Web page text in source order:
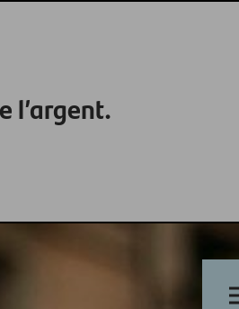
l’argent.